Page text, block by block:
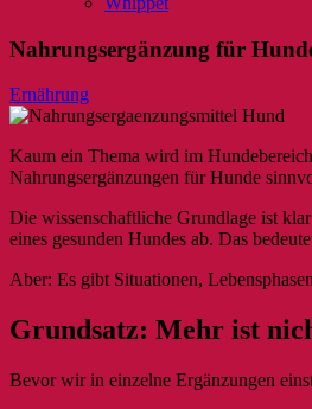
Nahrungsergänzung für
Ernährung
Kaum ein Thema wird im
Nahrungsergänzungen für Hunde
Die wissenschaftliche Grundlage ist
eines gesunden Hundes ab. Das
Aber: Es gibt Situationen,
Grundsatz: Mehr ist
Bevor wir in einzelne Ergänzungen